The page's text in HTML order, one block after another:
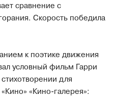
сравнение с
Скорость победила
к поэтике движения
условный фильм Гарри
для
«Кино-галерея»: